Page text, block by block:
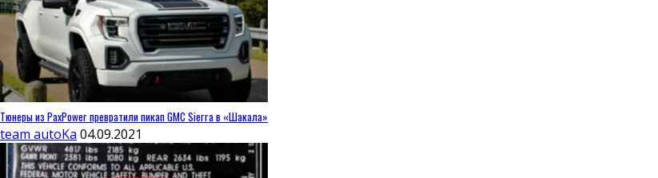
Тюнеры из PaxPower превратили пикап GMC Sierra в «Шакала»
team autoKa 04.09.2021